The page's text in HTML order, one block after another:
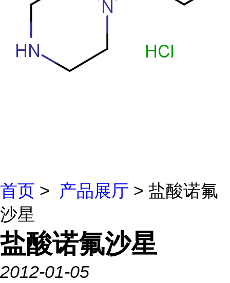
首页 > 产品展厅 > 盐酸诺氟
沙星
盐酸诺氟沙星
2012-01-05